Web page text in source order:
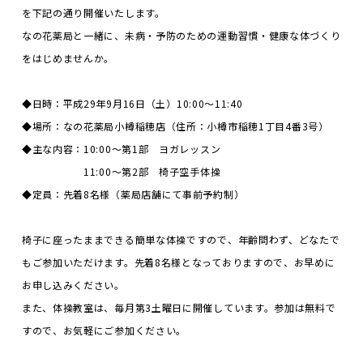
を下記の通り開催いたします。
なの花薬局と一緒に、未病・予防のための運動習慣・健康な体づくり
をはじめませんか。
◆日時：平成29年9月16日（土） 10:00～11:40
◆場所：なの花薬局小樽稲穂店（住所：小樽市稲穂1 丁目4番3号）
◆主な内容： 10:00～第1 部 ヨガレッスン
11:00～第2部 椅子空手体操
◆定員：先着8名様（薬局店舗にて事前予約制）
椅子に座ったままできる簡単な体操ですので、年齢問わず、どなたで
もご参加いただけます。 先着8名様となっておりますので、お早めに
お申し込みください。
また、体操教室は、毎月第3土曜日に開催しています。参加は無料で
すので、お気軽にご参加 ください。